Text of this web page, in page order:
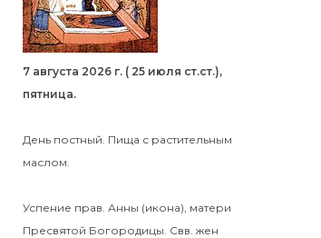
7 августа 2026 г. ( 25 июля ст.ст.),
пятница.
День постный. Пища с растительным
маслом.
Успение прав. Анны (икона), матери
Пресвятой Богородицы. Свв. жен